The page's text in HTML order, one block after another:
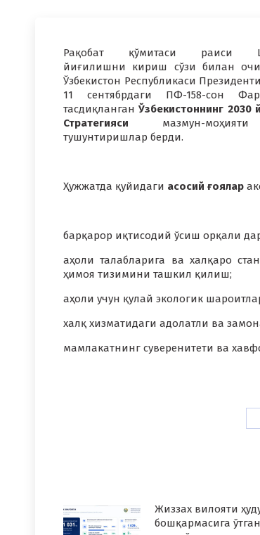
Рақобат қўмитаси раиси
йиғилишни кириш сўзи билан
Ўзбекистон Республикаси
11 сентябрдаги ПФ-158-сон
тасдиқланганЎзбекистоннинг 2030
Стратегияси мазмун-моҳияти
тушунтиришлар берди.
Ҳужжатда қуйидаги асосий ғоялар
барқарор иқтисодий ўсиш орқали
аҳоли талабларига ва халқаро
ҳимоя тизимини ташкил қилиш;
аҳоли учун қулай экологик
халқ хизматидаги адолатли ва
мамлакатнинг суверенитети ва
Жиззах вилояти
бошқармасига